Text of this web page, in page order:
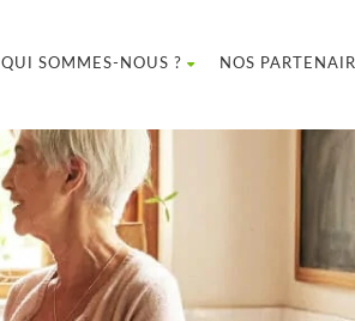
QUI SOMMES-NOUS ? NOS